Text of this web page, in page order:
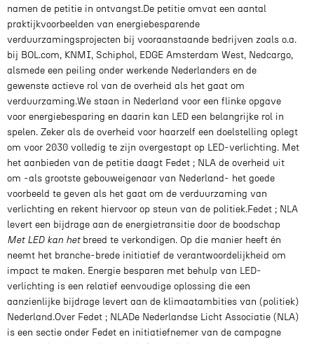
namen de petitie in ontvangst.De petitie omvat een aantal
praktijkvoorbeelden van energiebesparende
verduurzamingsprojecten bij vooraanstaande bedrijven zoals o.a.
bij BOL.com, KNMI, Schiphol, EDGE Amsterdam West, Nedcargo,
alsmede een peiling onder werkende Nederlanders en de
gewenste actieve rol van de overheid als het gaat om
verduurzaming.We staan in Nederland voor een flinke opgave
voor energiebesparing en daarin kan LED een belangrijke rol in
spelen. Zeker als de overheid voor haarzelf een doelstelling oplegt
om voor 2030 volledig te zijn overgestapt op LED-verlichting. Met
het aanbieden van de petitie daagt Fedet ; NLA de overheid uit
om -als grootste gebouweigenaar van Nederland- het goede
voorbeeld te geven als het gaat om de verduurzaming van
verlichting en rekent hiervoor op steun van de politiek.Fedet ; NLA
levert een bijdrage aan de energietransitie door de boodschap
Met LED kan hetbreed te verkondigen. Op die manier heeft én
neemt het branche-brede initiatief de verantwoordelijkheid om
impact te maken. Energie besparen met behulp van LED-
verlichting is een relatief eenvoudige oplossing die een
aanzienlijke bijdrage levert aan de klimaatambities van (politiek)
Nederland.Over Fedet ; NLADe Nederlandse Licht Associatie (NLA)
is een sectie onder Fedet en initiatiefnemer van de campagne